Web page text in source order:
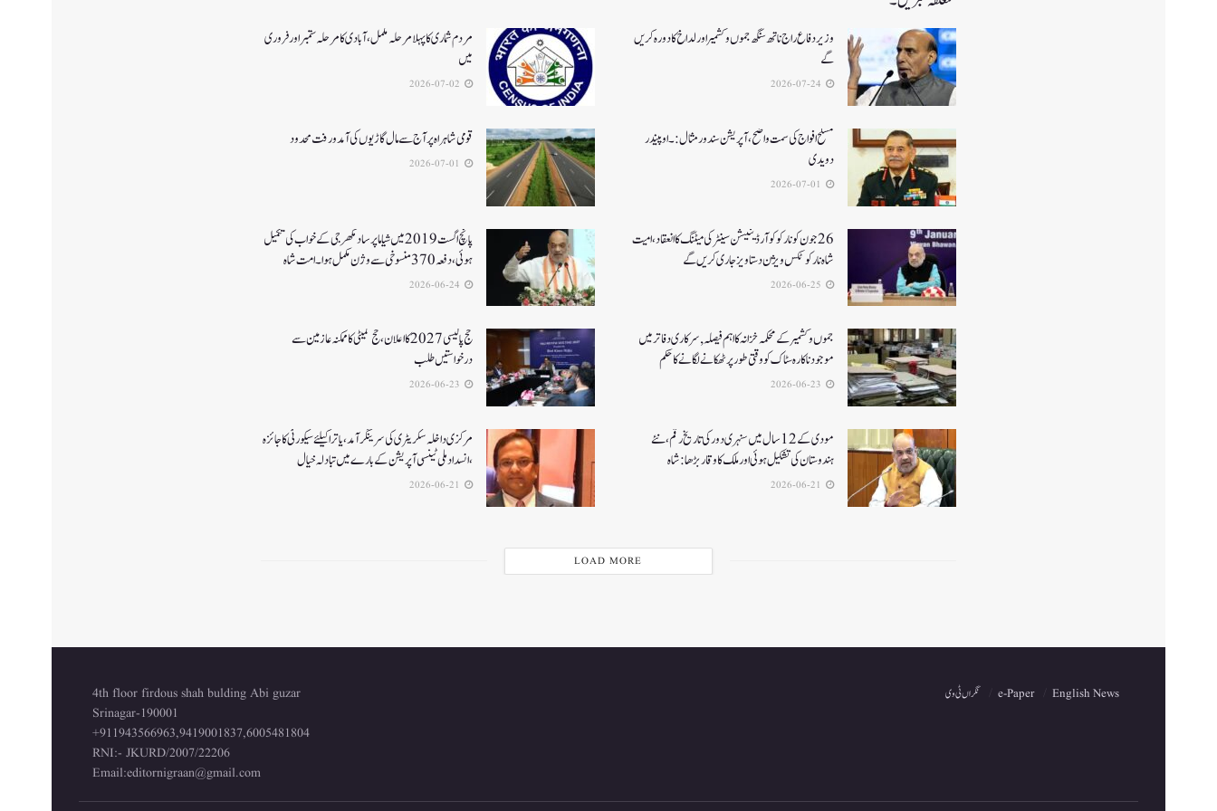
وزیر دفاع راج ناتھ سنگھ جموں و کشمیر اور لداخ کا دورہ کریں
گے
مردم شماری کا پہلا مرحلہ مکمل،آبادی کا مرحلہ ستمبر اور فروری
میں
مسلح افواج کی سمت واضح، آپریشن سندورمثال:۔ اوپیندر
دویدی
قومی شاہراہ پر آج سے مال گاڑیوں کی آمدورفت محدود
26جون کونارکو کوآرڈینیشن سینٹر کی میٹنگ کا انعقاد، امیت
شاہ نارکوٹکس ویژن دستاویز جاری کریں گے
پانچ اگست 2019میں شیاما پر ساد مکھرجی کے خواب کی تکمیل
ہوئی، دفعہ 370منسوخی سے وژن مکمل ہوا۔ امت شاہ
جموں و کشمیر کے محکمہ خزانہ کا اہم فیصلہ , سرکاری دفاتر میں
موجود ناکارہ سٹاک کو وقتی طور پر ٹھکانے لگانے کا حکم
حج پالیسی 2027کا اعلان ،حج کمیٹی کا ممکنہ عازمین سے
درخواستیں طلب
مودی کے 12 سال میں سنہری دور کی تاریخ رقم ، نئے
ہندوستان کی تشکیل ہوئی اور ملک کا وقار بڑھا: شاہ
مرکزی داخلہ سکریٹری کی سرینگر آمد ،یاترا کیلئے سیکورٹی کا جائزہ
،انسداد ملی ٹینسی آپریشن کے بارے میں تبادلہ خیال
LOAD MORE
English News
e-Paper نگراں ٹی وی
4th floor firdous shah bulding Abi guzar
Srinagar-190001
+911943566963,9419001837,6005481804
RNI:- JKURD/2007/22206
Email:editornigraan@gmail.com